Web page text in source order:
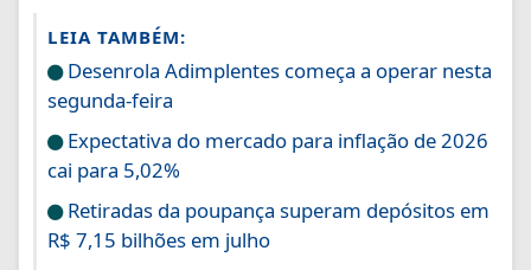
LEIA TAMBÉM:
Desenrola Adimplentes começa a operar nesta
segunda-feira
Expectativa do mercado para inflação de 2026
cai para 5,02%
Retiradas da poupança superam depósitos em
R$ 7,15 bilhões em julho